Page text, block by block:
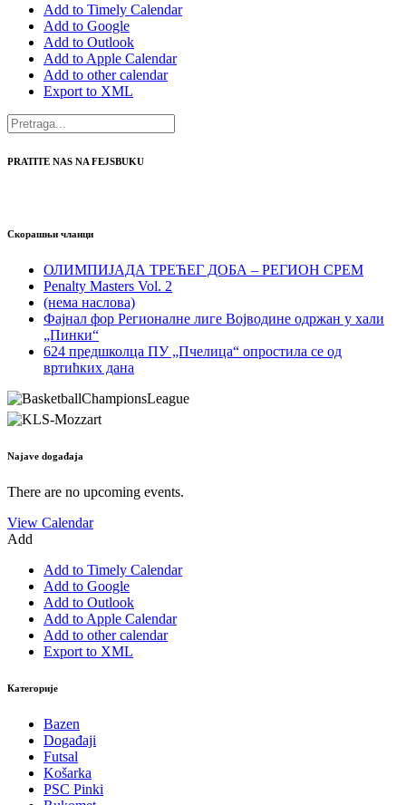
Add to Timely Calendar
Add to Google
Add to Outlook
Add to Apple Calendar
Add to other calendar
Export to XML
PRATITE NAS NA FEJSBUKU
Скорашњи чланци
ОЛИМПИЈАДА ТРЕЋЕГ ДОБА – РЕГИОН СРЕМ
Penalty Masters Vol. 2
(нема наслова)
Фајнал фор Регионалне лиге Војводине одржан у хали
„Пинки“
624 предшколца ПУ „Пчелица“ опростила се од
вртићких дана
Najave događaja
There are no upcoming events.
View Calendar
Add
Add to Timely Calendar
Add to Google
Add to Outlook
Add to Apple Calendar
Add to other calendar
Export to XML
Категорије
Bazen
Događaji
Futsal
Košarka
PSC Pinki